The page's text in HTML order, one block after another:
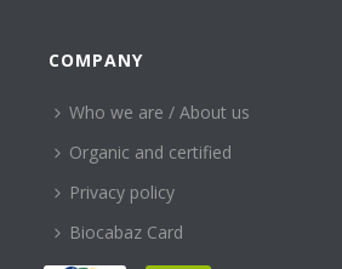
COMPANY
Who we are / About us
Organic and certified
Privacy policy
Biocabaz Card